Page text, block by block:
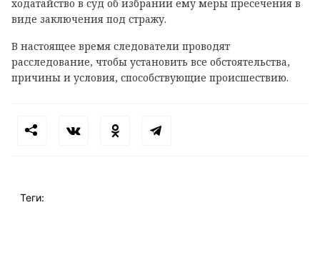
ходатайство в суд об избрании ему меры пресечения в
виде заключения под стражу.
В настоящее время следователи проводят
расследование, чтобы установить все обстоятельства,
причины и условия, способствующие происшествию.
Теги: